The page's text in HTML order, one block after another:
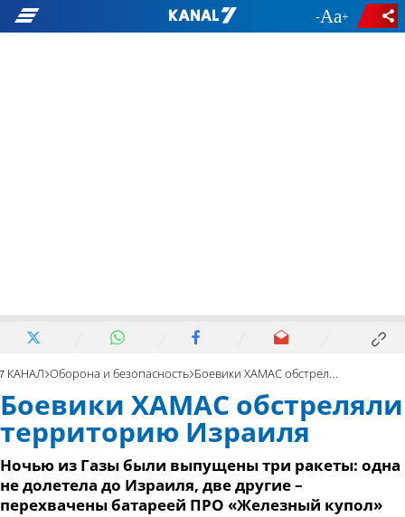
- +
7 КАНАЛ Оборона и безопасность Боевики ХАМАС обстреляли территорию Израиля
Боевики ХАМАС обстреляли
территорию Израиля
Ночью из Газы были выпущены три ракеты: одна
не долетела до Израиля, две другие –
перехвачены батареей ПРО «Железный купол»